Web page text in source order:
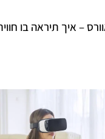
– איך תיראה בו